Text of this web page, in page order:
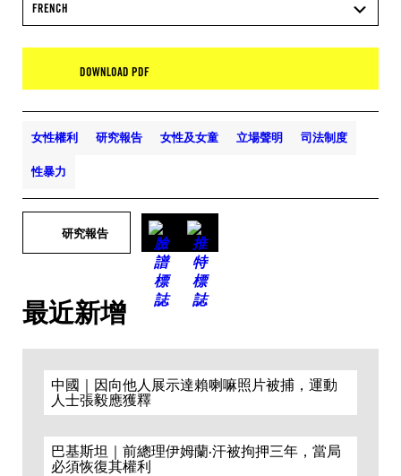
FRENCH
DOWNLOAD PDF
女性權利 研究報告 女性及女童 立場聲明 司法制度
性暴力
研究報告
最近新增
中國｜因向他人展示達賴喇嘛照片被捕，運動
人士張毅應獲釋
巴基斯坦｜前總理伊姆蘭·汗被拘押三年，當局
必須恢復其權利